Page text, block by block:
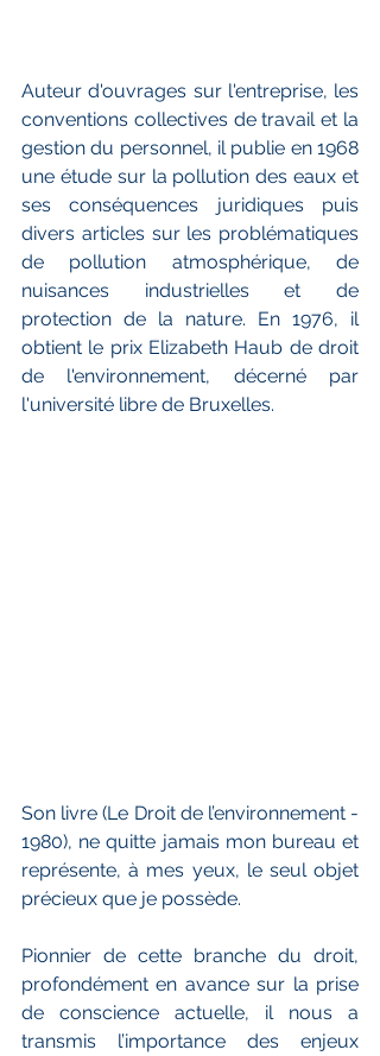
Auteur d'ouvrages sur l'entreprise, les
conventions collectives de travail et la
gestion du personnel, il publie en 1968
une étude sur la pollution des eaux et
ses conséquences juridiques puis
divers articles sur les problématiques
de pollution atmosphérique, de
nuisances industrielles et de
protection de la nature. En 1976, il
obtient le prix Elizabeth Haub de droit
de l'environnement, décerné par
l'université libre de Bruxelles.
Son livre (Le Droit de l’environnement -
1980), ne quitte jamais mon bureau et
représente, à mes yeux, le seul objet
précieux que je possède.
Pionnier de cette branche du droit,
profondément en avance sur la prise
de conscience actuelle, il nous a
transmis l’importance des enjeux